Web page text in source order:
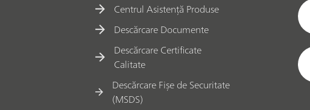
Centrul Asistență Produse
Descărcare Documente
Descărcare Certificate
Calitate
Descărcare Fișe de Securitate
(MSDS)